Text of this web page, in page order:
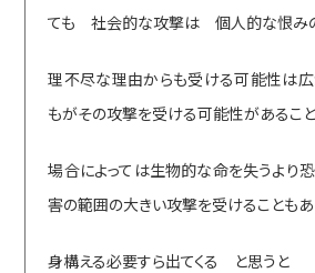
ても 社会的な攻撃は 個人的な恨み
理不尽な理由からも受ける可能性は
もがその攻撃を受ける可能性があるこ
場合によっては生物的な命を失うより
害の範囲の大きい攻撃を受けることも
身構える必要すら出てくる と思うと